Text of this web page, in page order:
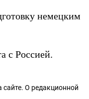
немецким
с Россией.
сайте. О редакционной